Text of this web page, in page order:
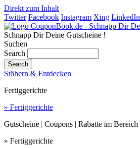
Direkt zum Inhalt
Twitter Facebook Instagram Xing LinkedIn
Schnapp Dir Deine Gutscheine !
Suchen
Search
Stöbern & Entdecken
Fertiggerichte
» Fertiggerichte
Gutscheine | Coupons | Rabatte im Bereich
» Fertiggerichte